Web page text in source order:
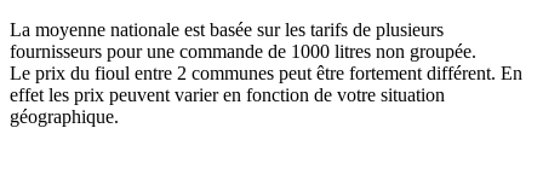
La moyenne nationale est basée sur les tarifs de plusieurs
fournisseurs pour une commande de 1000 litres non groupée.
Le prix du fioul entre 2 communes peut être fortement différent. En
effet les prix peuvent varier en fonction de votre situation
géographique.